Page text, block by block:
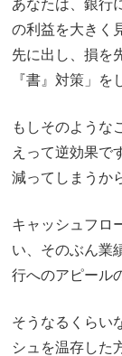
あなたは、銀行
の利益を大きく
先に出し、損を
『書』対策」を
もしそのような
えって逆効果で
減ってしまうか
キャッシュフロ
い、そのぶん業
行へのアピール
そうなるくらい
シュを温存した